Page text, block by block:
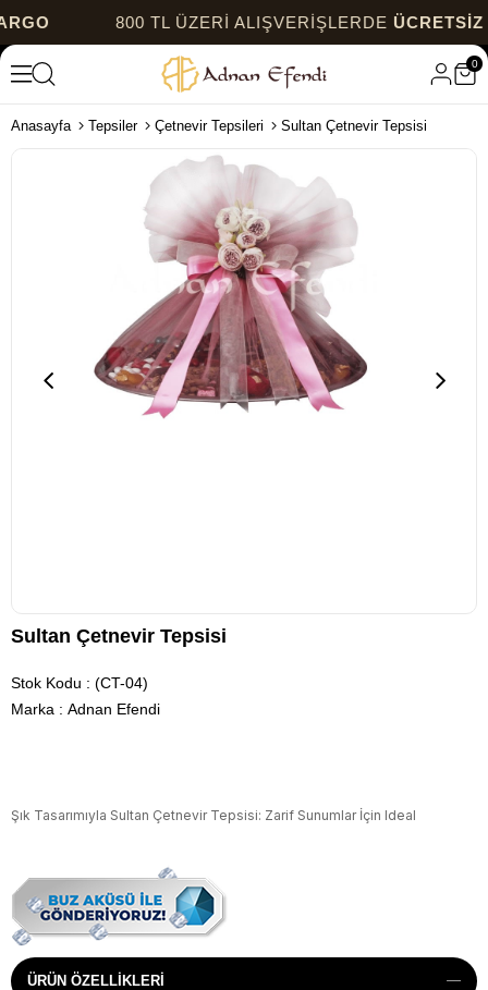
800 TL ÜZERİ ALIŞVERİŞLERDEÜCRETSİZ
0
Anasayfa Tepsiler Çetnevir Tepsileri Sultan Çetnevir Tepsisi
Sultan Çetnevir Tepsisi
Stok Kodu
(CT-04)
Marka : Adnan Efendi
Şık Tasarımıyla Sultan Çetnevir Tepsisi: Zarif Sunumlar İçin Ideal
ÜRÜN ÖZELLIKLERI